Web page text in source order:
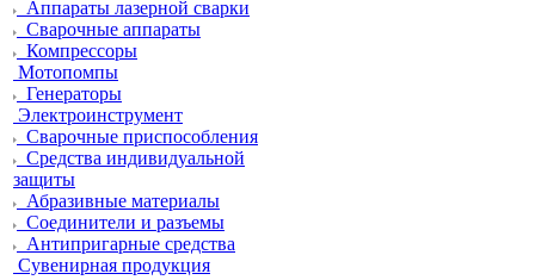
Аппараты лазерной сварки
Сварочные аппараты
Компрессоры
Мотопомпы
Генераторы
Электроинструмент
Сварочные приспособления
Средства индивидуальной
защиты
Абразивные материалы
Соединители и разъемы
Антипригарные средства
Сувенирная продукция